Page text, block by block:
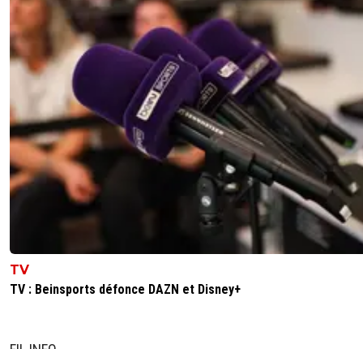
TV
TV : Beinsports défonce DAZN et Disney+